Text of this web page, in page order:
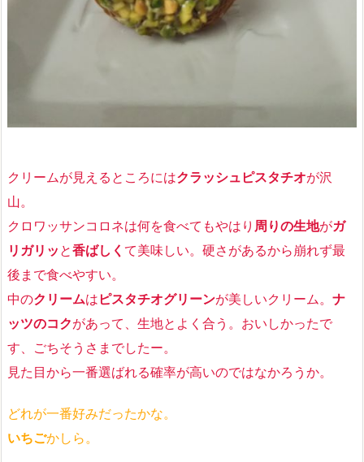
クリームが見えるところにはクラッシュピスタチオが沢
山。
クロワッサンコロネは何を食べてもやはり 周りの生地がガ
リガリッ と香ばしく て美味しい。硬さがあるから崩れず最
後まで食べやすい。
中のクリームは ピスタチオグリーンが美しいクリーム。 ナ
ッツのコクがあって、生地とよく合う。おいしかったで
す、ごちそうさまでしたー。
見た目から一番選ばれる確率が高いのではなかろうか。
どれが一番好みだったかな。
いちごかしら。